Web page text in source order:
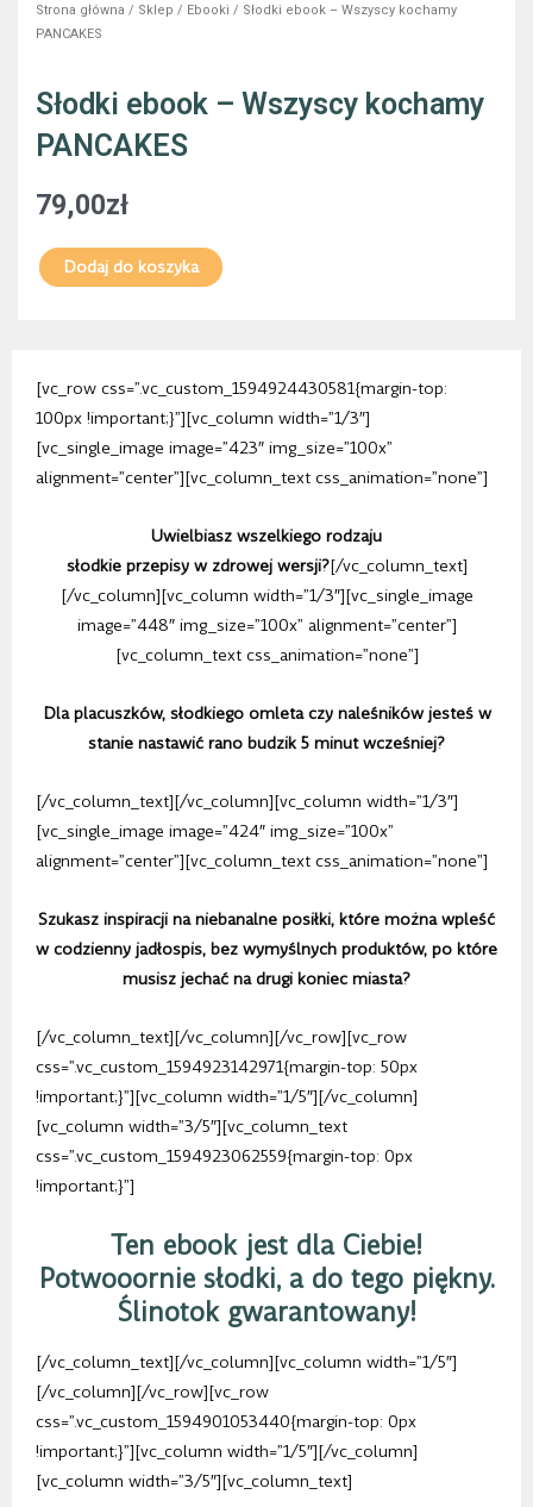
Strona główna / Sklep / Ebooki / Słodki ebook – Wszyscy kochamy
PANCAKES
Słodki ebook – Wszyscy kochamy
PANCAKES
79,00zł
Dodaj do koszyka
[vc_row css=”.vc_custom_1594924430581{margin-top:
100px !important;}”][vc_column width=”1/3″]
[vc_single_image image=”423″ img_size=”100x”
alignment=”center”][vc_column_text css_animation=”none”]
Uwielbiasz wszelkiego rodzaju
słodkie przepisy w zdrowej wersji?[/vc_column_text]
[/vc_column][vc_column width=”1/3″][vc_single_image
image=”448″ img_size=”100x” alignment=”center”]
[vc_column_text css_animation=”none”]
Dla placuszków, słodkiego omleta czy naleśników jesteś w
stanie nastawić rano budzik 5 minut wcześniej?
[/vc_column_text][/vc_column][vc_column width=”1/3″]
[vc_single_image image=”424″ img_size=”100x”
alignment=”center”][vc_column_text css_animation=”none”]
Szukasz inspiracji na niebanalne posiłki, które można wpleść
w codzienny jadłospis, bez wymyślnych produktów, po które
musisz jechać na drugi koniec miasta?
[/vc_column_text][/vc_column][/vc_row][vc_row
css=”.vc_custom_1594923142971{margin-top: 50px
!important;}”][vc_column width=”1/5″][/vc_column]
[vc_column width=”3/5″][vc_column_text
css=”.vc_custom_1594923062559{margin-top: 0px
!important;}”]
Ten ebook jest dla Ciebie!
Potwooornie słodki, a do tego piękny.
Ślinotok gwarantowany!
[/vc_column_text][/vc_column][vc_column width=”1/5″]
[/vc_column][/vc_row][vc_row
css=”.vc_custom_1594901053440{margin-top: 0px
!important;}”][vc_column width=”1/5″][/vc_column]
[vc_column width=”3/5″][vc_column_text]